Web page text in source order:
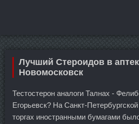
Лучший Стероидов в
Новомосковск
Тестостерон аналоги Талнах -
Егорьевск? На Санкт-
торгах иностранными бумагами